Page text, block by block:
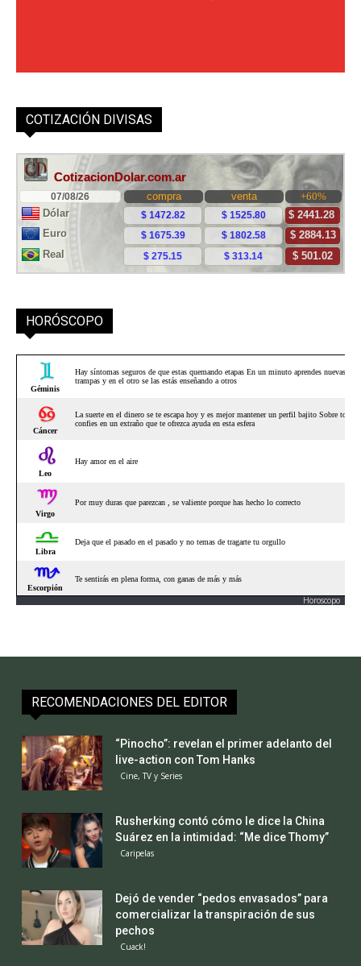
COTIZACIÓN DIVISAS
HORÓSCOPO
Horoscopo
RECOMENDACIONES DEL EDITOR
“Pinocho”: revelan el primer adelanto del
live-action con Tom Hanks
Cine, TV y Series
Rusherking contó cómo le dice la China
Suárez en la intimidad: “Me dice Thomy”
Caripelas
Dejó de vender “pedos envasados” para
comercializar la transpiración de sus
pechos
Cuack!